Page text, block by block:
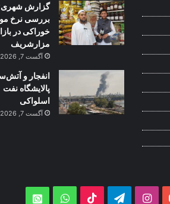
گزارش
بررسی نرخ
خوراکی در
مزارشریف
آگست 7, 2026
انفجار و
پالایشگاه نفت
اسلواکی
آگست 7, 2026
YouTube
Instagram
Telegram
TikTok
WhatsApp